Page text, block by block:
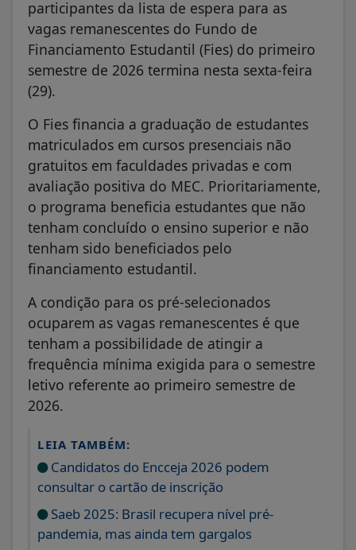
participantes da lista de espera para as
vagas remanescentes do Fundo de
Financiamento Estudantil (Fies) do primeiro
semestre de 2026 termina nesta sexta-feira
(29).
O Fies financia a graduação de estudantes
matriculados em cursos presenciais não
gratuitos em faculdades privadas e com
avaliação positiva do MEC. Prioritariamente,
o programa beneficia estudantes que não
tenham concluído o ensino superior e não
tenham sido beneficiados pelo
financiamento estudantil.
A condição para os pré-selecionados
ocuparem as vagas remanescentes é que
tenham a possibilidade de atingir a
frequência mínima exigida para o semestre
letivo referente ao primeiro semestre de
2026.
LEIA TAMBÉM:
Candidatos do Encceja 2026 podem
consultar o cartão de inscrição
Saeb 2025: Brasil recupera nível pré-
pandemia, mas ainda tem gargalos